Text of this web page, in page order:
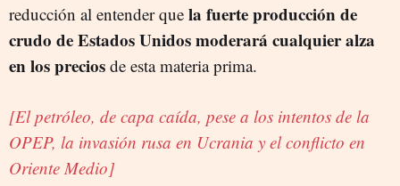
reducción al entender que la fuerte producción de
crudo de Estados Unidos moderará cualquier alza
en los precios de esta materia prima.
[El petróleo, de capa caída, pese a los intentos de la
OPEP, la invasión rusa en Ucrania y el conflicto en
Oriente Medio]